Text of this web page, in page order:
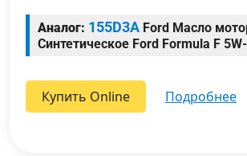
Аналог: 155D3A Ford Масло
Синтетическое Ford Formula F
Купить Online подробнее